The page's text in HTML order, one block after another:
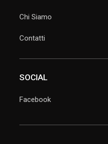
Chi Siamo
Contatti
SOCIAL
Facebook